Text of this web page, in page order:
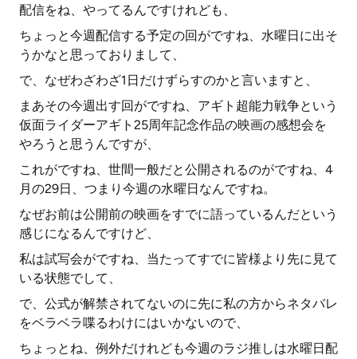
配信をね、やってるんですけれども、
ちょっと今週配信する予定の回がですね、水曜日に出そ
うかなと思っておりまして、
で、なぜわざわざ1日だけずらすのかと言いますと、
まあその今週出す回がですね、アギト超能力戦争という
仮面ライダーアギト25周年記念作品の映画の感想会を
やろうと思うんですが、
これがですね、世間一般だと公開されるのがですね、4
月の29日、つまり今週の水曜日なんですね。
なぜお前は公開前の映画をすでに語っているんだという
感じになるんですけど、
私は試写会がですね、当たってすでに皆様より先に見て
いる状態でして、
で、公式が解禁されてないのに先に私の方からネタバレ
をベラベラ喋るわけにはいかないので、
ちょっとね、例外だけれども今週のラジ推しは水曜日配